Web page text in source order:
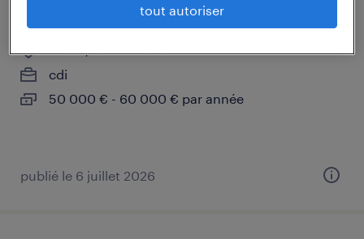
financial controller (f/h)
rouen, seine-maritime
cdi
50 000 € - 60 000 € par année
publié le 6 juillet 2026
tout autoriser